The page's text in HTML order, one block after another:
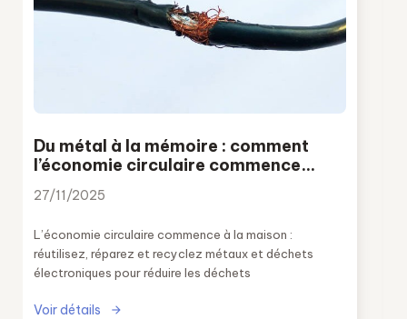
Du métal à la mémoire : comment
l’économie circulaire commence
aussi chez soi
27/11/2025
L’économie circulaire commence à la maison :
réutilisez, réparez et recyclez métaux et déchets
électroniques pour réduire les déchets
Voir détails